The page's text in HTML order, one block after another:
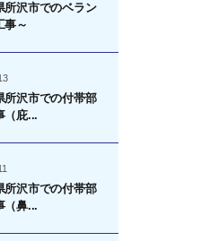
所沢市でのベラン
事～
所沢市での付帯部
（庇...
所沢市での付帯部
（鼻...